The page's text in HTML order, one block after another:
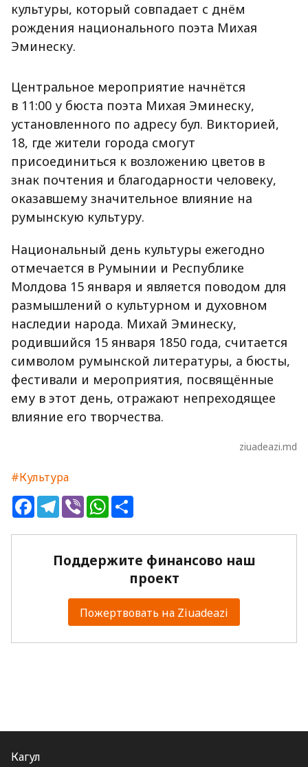
культуры, который совпадает с днём
рождения национального поэта Михая
Эминеску.
Центральное мероприятие начнётся
в 11:00 у бюста поэта Михая Эминеску,
установленного по адресу бул. Викторией,
18, где жители города смогут
присоединиться к возложению цветов в
знак почтения и благодарности человеку,
оказавшему значительное влияние на
румынскую культуру.
Национальный день культуры ежегодно
отмечается в Румынии и Республике
Молдова 15 января и является поводом для
размышлений о культурном и духовном
наследии народа. Михай Эминеску,
родившийся 15 января 1850 года, считается
символом румынской литературы, а бюсты,
фестивали и мероприятия, посвящённые
ему в этот день, отражают непреходящее
влияние его творчества.
ziuadeazi.md
#Культура
FacebookTelegram
ViberWhatsApp
Поддержите финансово наш
проект
Пожертвовать на Ziuadeazi
Кагул